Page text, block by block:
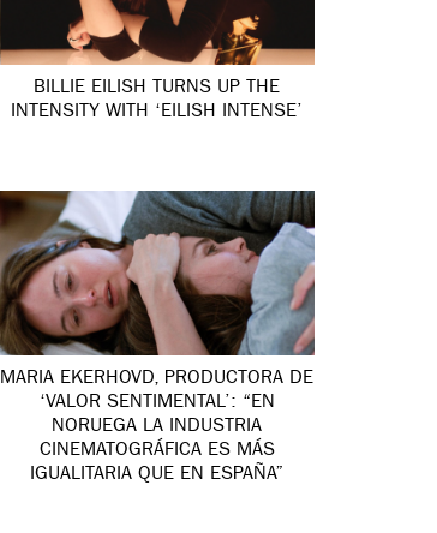
BILLIE EILISH TURNS UP THE
INTENSITY WITH ‘EILISH INTENSE’
MARIA EKERHOVD, PRODUCTORA DE
‘VALOR SENTIMENTAL’: “EN
NORUEGA LA INDUSTRIA
CINEMATOGRÁFICA ES MÁS
IGUALITARIA QUE EN ESPAÑA”